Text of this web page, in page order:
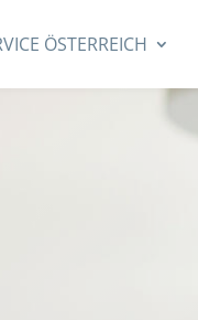
ÖSTERREICH